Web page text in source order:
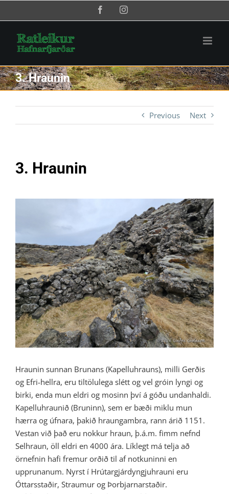
to
content
FacebookInstagram
3. Hraunin
Previous Next
3. Hraunin
Image
Hraunin sunnan Brunans (Kapelluhrauns), milli Gerðis
og Efri-hellra, eru tiltölulega slétt og vel gróin lyngi og
birki, enda mun eldri og mosinn því á góðu undanhaldi.
Kapelluhraunið (Bruninn), sem er bæði miklu mun
hærra og úfnara, þakið hraungambra, rann árið 1151.
Vestan við það eru nokkur hraun, þ.á.m. fimm nefnd
Selhraun, öll eldri en 4000 ára. Líklegt má telja að
örnefnin hafi fremur orðið til af notkuninni en
upprunanum. Nyrst í Hrútargjárdyngjuhrauni eru
Óttarsstaðir, Straumur og Þorbjarnarstaðir.